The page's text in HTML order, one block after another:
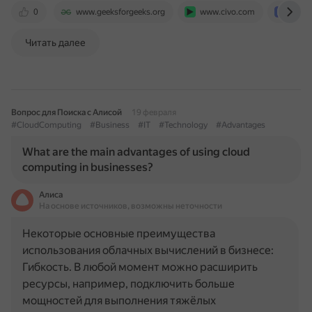
0 www.geeksforgeeks.org www.civo.com
Читать далее
Вопрос для Поиска с Алисой
19 февраля
#CloudComputing
#Business #IT #Technology #Advantages
What are the main advantages of using cloud
computing in businesses?
Алиса
На основе источников, возможны неточности
Некоторые основные преимущества
использования облачных вычислений в бизнесе:
Гибкость. В любой момент можно расширить
ресурсы, например, подключить больше
мощностей для выполнения тяжёлых